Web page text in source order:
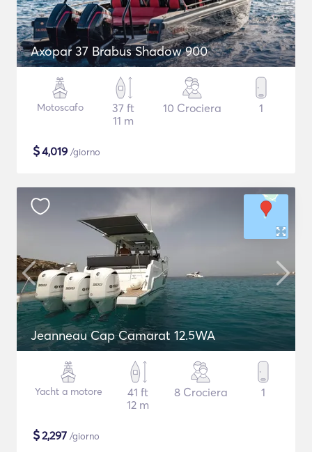
Axopar 37 Brabus Shadow 900
Motoscafo
37 ft
11 m
10 Crociera 1
$4,019 /giorno
Jeanneau Cap Camarat 12.5WA
Yacht a motore
41 ft
12 m
8 Crociera 1
$2,297 /giorno